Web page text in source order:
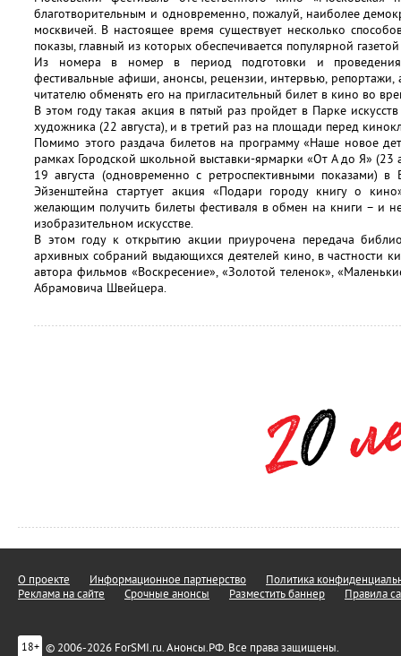
благотворительным и одновременно, пожалуй, наиболее
москвичей. В настоящее время существует несколько
показы, главный из которых обеспечивается популярной
Из номера в номер в период подготовки и проведения
фестивальные афиши, анонсы, рецензии, интервью,
читателю обменять его на пригласительный билет в кино во
В этом году такая акция в пятый раз пройдет в Парке
художника (22 августа), и в третий раз на площади перед
Помимо этого раздача билетов на программу «Наше новое
рамках Городской школьной выставки-ярмарки «От А до Я» (23
19 августа (одновременно с ретроспективными показами) в
Эйзенштейна стартует акция «Подари городу книгу о
желающим получить билеты фестиваля в обмен на книги – и
изобразительном искусстве.
В этом году к открытию акции приурочена передача
архивных собраний выдающихся деятелей кино, в частности
автора фильмов «Воскресение», «Золотой теленок»,
Абрамовича Швейцера.
О проекте Информационное партнерство
Политика
Реклама на сайте
Срочные анонсы Разместить баннер Правила
18+ © 2006-2026 ForSMI.ru. Анонсы.РФ. Все права защищены.